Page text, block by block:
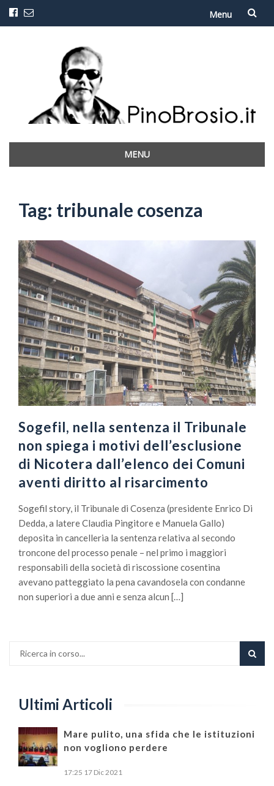
Menu
contenuto
MENU
Tag: tribunale cosenza
Sogefil, nella sentenza il Tribunale
non spiega i motivi dell’esclusione
di Nicotera dall’elenco dei Comuni
aventi diritto al risarcimento
Sogefil story, il Tribunale di Cosenza (presidente Enrico Di
Dedda, a latere Claudia Pingitore e Manuela Gallo)
deposita in cancelleria la sentenza relativa al secondo
troncone del processo penale – nel primo i maggiori
responsabili della società di riscossione cosentina
avevano patteggiato la pena cavandosela con condanne
non superiori a due anni e senza alcun […]
Ultimi Articoli
Mare pulito, una sfida che le istituzioni
non vogliono perdere
17:25 17 Dic 2021